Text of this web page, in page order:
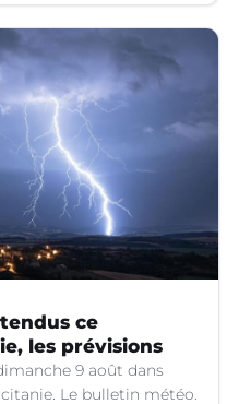
ce
les prévisions
9 août dans
Le bulletin météo.